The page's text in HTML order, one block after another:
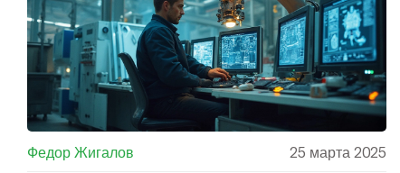
практично, честно и без лишних обещаний.
Федор Жигалов 25 марта 2025